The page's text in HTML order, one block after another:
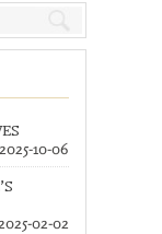
2025-10-06
2025-02-02